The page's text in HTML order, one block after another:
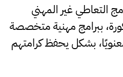
التعاطي غير المهني
ببرامج مهنية متخصصة
بشكل يحفظ كرامتهم